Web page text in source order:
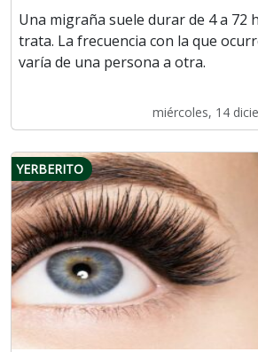
Una migraña suele durar de 4 a 72
trata. La frecuencia con la que
varía de una persona a otra.
miércoles, 14
YERBERITO